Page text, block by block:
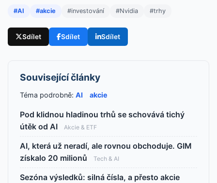
#AI #akcie #investování #Nvidia #trhy
Sdílet Sdílet Sdílet
Související články
Téma podrobně: AI akcie
Pod klidnou hladinou trhů se schovává tichý
útěk od AI
Akcie & ETF
AI, která už neradí, ale rovnou obchoduje. GIM
získalo 20 milionů
Tech & AI
Sezóna výsledků: silná čísla, a přesto akcie